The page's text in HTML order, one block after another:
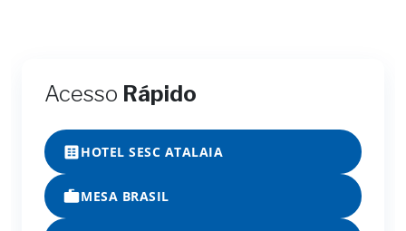
Acesso Rápido
HOTEL SESC ATALAIA
MESA BRASIL